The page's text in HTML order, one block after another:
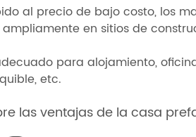
al precio de bajo costo, los
ampliamente en sitios de
para alojamiento,
etc.
las ventajas de la casa